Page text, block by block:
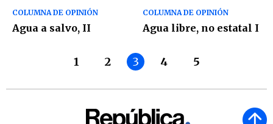
COLUMNA DE OPINIÓN
Agua a salvo, II
COLUMNA DE OPINIÓN
Agua libre, no estatal I
1 2 3 4 5